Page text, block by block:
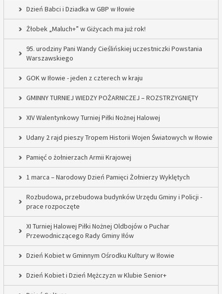
Dzień Babci i Dziadka w GBP w Iłowie
Żłobek „Maluch+” w Giżycach ma już rok!
95. urodziny Pani Wandy Cieślińskiej uczestniczki Powstania
Warszawskiego
GOK w Iłowie - jeden z czterech w kraju
GMINNY TURNIEJ WIEDZY POŻARNICZEJ – ROZSTRZYGNIĘTY
XIV Walentynkowy Turniej Piłki Nożnej Halowej
Udany 2 rajd pieszy Tropem Historii Wojen Światowych w Iłowie
Pamięć o żołnierzach Armii Krajowej
1 marca – Narodowy Dzień Pamięci Żołnierzy Wyklętych
Rozbudowa, przebudowa budynków Urzędu Gminy i Policji -
prace rozpoczęte
XI Turniej Halowej Piłki Nożnej Oldbojów o Puchar
Przewodniczącego Rady Gminy Iłów
Dzień Kobiet w Gminnym Ośrodku Kultury w Iłowie
Dzień Kobiet i Dzień Mężczyzn w Klubie Senior+